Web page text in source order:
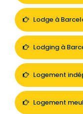
Lodge à
Lodging à
Logement
Logement